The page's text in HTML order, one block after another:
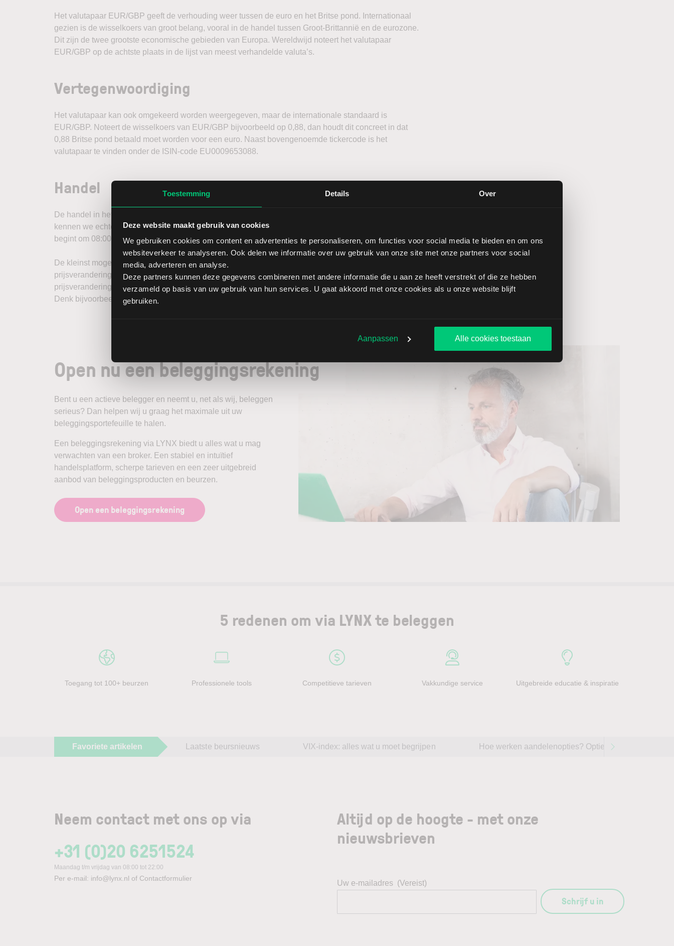
Toestemming Details Over
Deze website maakt gebruik van cookies
We gebruiken cookies om content en advertenties te personaliseren, om functies voor social media te bieden en om ons
websiteverkeer te analyseren. Ook delen we informatie over uw gebruik van onze site met onze partners voor social
media, adverteren en analyse.
Deze partners kunnen deze gegevens combineren met andere informatie die u aan ze heeft verstrekt of die ze hebben
verzameld op basis van uw gebruik van hun services. U gaat akkoord met onze cookies als u onze website blijft
gebruiken.
Aanpassen Alle cookies toestaan
Het valutapaar EUR/GBP geeft de verhouding weer tussen de euro en het Britse pond. Internationaal
gezien is de wisselkoers van groot belang, vooral in de handel tussen Groot-Brittannië en de eurozone.
Dit zijn de twee grootste economische gebieden van Europa. Wereldwijd noteert het valutapaar
EUR/GBP op de achtste plaats in de lijst van meest verhandelde valuta’s.
Vertegenwoordiging
Het valutapaar kan ook omgekeerd worden weergegeven, maar de internationale standaard is
EUR/GBP. Noteert de wisselkoers van EUR/GBP bijvoorbeeld op 0,88, dan houdt dit concreet in dat
0,88 Britse pond betaald moet worden voor een euro. Naast bovengenoemde tickercode is het
valutapaar te vinden onder de ISIN-code EU0009653088.
Handel
De handel in het valutapaar EUR/GBP vindt 24 uur per dag plaats. Vanwege de verschillende tijdzones
kennen we echter een piekmoment waarin de handelsvolumes het hoogste liggen. De Europese handel
begint om 08:00 uur, die vervolgens over gaat in de handel in de VS. Deze loopt tot 22:00 uur.
De kleinst mogelijke verandering op de futuremarkten is 1 PIP (Percentage In Points), wat een minimale
prijsverandering van 0,0001 betekent. Op de interbancaire markt zijn echter nog kleinere
prijsveranderingen mogelijk. Dit maakt het mogelijk om tegen 5 getallen achter de komma te handelen.
Denk bijvoorbeeld aan een uitvoering op de koers 0,88004.
Open nu een beleggingsrekening
Bent u een actieve belegger en neemt u, net als wij, beleggen
serieus? Dan helpen wij u graag het maximale uit uw
beleggingsportefeuille te halen.
Een beleggingsrekening via LYNX biedt u alles wat u mag
verwachten van een broker. Een stabiel en intuïtief
handelsplatform, scherpe tarieven en een zeer uitgebreid
aanbod van beleggingsproducten en beurzen.
Open een beleggingsrekening
5 redenen om via LYNX te beleggen
Toegang tot 100+ beurzen Professionele tools Competitieve tarieven Vakkundige service Uitgebreide educatie & inspiratie
Favoriete artikelen Laatste beursnieuws VIX-index: alles wat u moet begrijpen Hoe werken aandelenopties? Opties handelen op
Neem contact met ons op via
+31 (0)20 6251524
Maandag t/m vrijdag van 08:00 tot 22:00
Per e-mail: info@lynx.nl of Contactformulier
Altijd op de hoogte - met onze
nieuwsbrieven
Uw e-mailadres (Vereist)
Schrijf u in